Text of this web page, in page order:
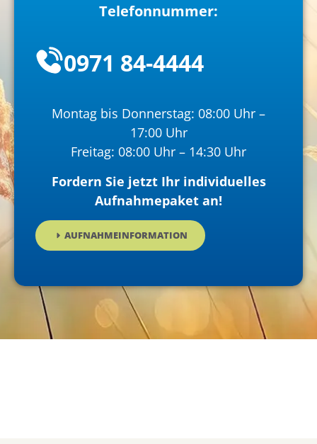
Telefonnummer:
0971 84-4444
Montag bis Donnerstag: 08:00 Uhr –
17:00 Uhr
Freitag: 08:00 Uhr – 14:30 Uhr
Fordern Sie jetzt Ihr individuelles
Aufnahmepaket an!
AUFNAHMEINFORMATION